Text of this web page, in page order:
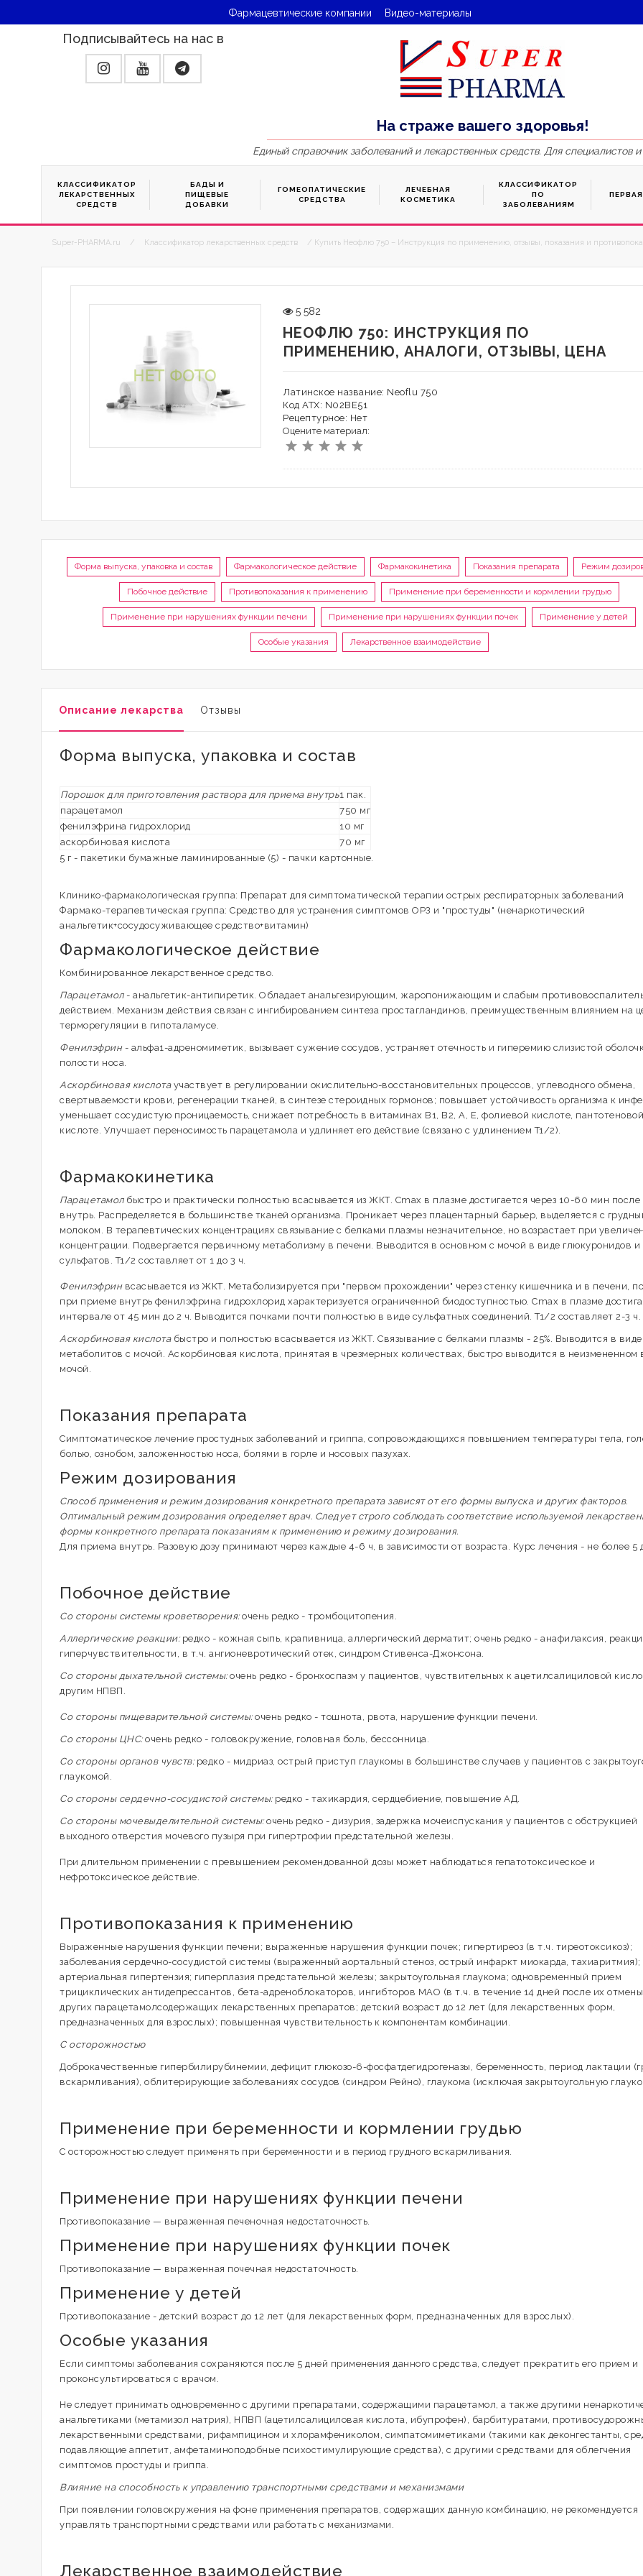
Фармацевтические компании Видео-материалы
Подписывайтесь на нас в
На страже вашего здоровья!
Единый справочник заболеваний и лекарственных средств. Для специалистов
КЛАССИФИКАТОР
ЛЕКАРСТВЕННЫХ
СРЕДСТВ
БАДЫ И
ПИЩЕВЫЕ
ДОБАВКИ
ГОМЕОПАТИЧЕСКИЕ
СРЕДСТВА
ЛЕЧЕБНАЯ
КОСМЕТИКА
КЛАССИФИКАТОР
ПО
ЗАБОЛЕВАНИЯМ
Super-PHARMA.ru / Классификатор лекарственных средств / Купить Неофлю 750 – Инструкция по применению, отзывы, показания и
5 582
НЕОФЛЮ 750: ИНСТРУКЦИЯ ПО
ПРИМЕНЕНИЮ, АНАЛОГИ, ОТЗЫВЫ, ЦЕНА
Латинское название: Neoflu 750
Код АТХ: N02BE51
Рецептурное: Нет
Оцените материал:
Форма выпуска, упаковка и состав Фармакологическое действие Фармакокинетика Показания препарата Режим
Побочное действие Противопоказания к применению Применение при беременности и кормлении грудью
Применение при нарушениях функции печени Применение при нарушениях функции почек Применение у детей
Особые указания Лекарственное взаимодействие
Описание лекарства Отзывы
Форма выпуска, упаковка и состав
Порошок для приготовления раствора для приема внутрь1 пак.
парацетамол
750 мг
фенилэфрина гидрохлорид
10 мг
аскорбиновая кислота
70 мг
5 г - пакетики бумажные ламинированные (5) - пачки картонные.
Клинико-фармакологическая группа: Препарат для симптоматической терапии острых респираторных заболеваний
Фармако-терапевтическая группа: Средство для устранения симптомов ОРЗ и "простуды" (ненаркотический
анальгетик+сосудосуживающее средство+витамин)
Фармакологическое действие
Комбинированное лекарственное средство.
Парацетамол- анальгетик-антипиретик. Обладает анальгезирующим, жаропонижающим и слабым
действием. Механизм действия связан с ингибированием синтеза простагландинов, преимущественным влиянием на
терморегуляции в гипоталамусе.
Фенилэфрин- альфа1-адреномиметик, вызывает сужение сосудов, устраняет отечность и гиперемию слизистой
полости носа.
Аскорбиновая кислотаучаствует в регулировании окислительно-восстановительных процессов, углеводного обмена,
свертываемости крови, регенерации тканей, в синтезе стероидных гормонов; повышает устойчивость организма к
уменьшает сосудистую проницаемость, снижает потребность в витаминах B1, B2, А, Е, фолиевой кислоте, пантотеновой
кислоте. Улучшает переносимость парацетамола и удлиняет его действие (связано с удлинением T1/2).
Фармакокинетика
Парацетамолбыстро и практически полностью всасывается из ЖКТ. Cmax в плазме достигается через 10-60 мин
внутрь. Распределяется в большинстве тканей организма. Проникает через плацентарный барьер, выделяется с
молоком. В терапевтических концентрациях связывание с белками плазмы незначительное, но возрастает при
концентрации. Подвергается первичному метаболизму в печени. Выводится в основном с мочой в виде глюкуронидов и
сульфатов. T1/2 составляет от 1 до 3 ч.
Фенилэфрин всасывается из ЖКТ. Метаболизируется при "первом прохождении" через стенку кишечника и в печени,
при приеме внутрь фенилэфрина гидрохлорид характеризуется ограниченной биодоступностью. Cmax в плазме
интервале от 45 мин до 2 ч. Выводится почками почти полностью в виде сульфатных соединений. T1/2 составляет 2-3 ч.
Аскорбиновая кислотабыстро и полностью всасывается из ЖКТ. Связывание с белками плазмы - 25%. Выводится в виде
метаболитов с мочой. Аскорбиновая кислота, принятая в чрезмерных количествах, быстро выводится в неизмененном
мочой.
Показания препарата
Симптоматическое лечение простудных заболеваний и гриппа, сопровождающихся повышением температуры тела,
болью, ознобом, заложенностью носа, болями в горле и носовых пазухах.
Режим дозирования
Способ применения и режим дозирования конкретного препарата зависят от его формы выпуска и других факторов.
Оптимальный режим дозирования определяет врач. Следует строго соблюдать соответствие используемой
формы конкретного препарата показаниям к применению и режиму дозирования.
Для приема внутрь. Разовую дозу принимают через каждые 4-6 ч, в зависимости от возраста. Курс лечения - не более 5
Побочное действие
Со стороны системы кроветворения:очень редко - тромбоцитопения.
Аллергические реакции:редко - кожная сыпь, крапивница, аллергический дерматит; очень редко - анафилаксия,
гиперчувствительности, в т.ч. ангионевротический отек, синдром Стивенса-Джонсона.
Со стороны дыхательной системы:очень редко - бронхоспазм у пациентов, чувствительных к ацетилсалициловой
другим НПВП.
Со стороны пищеварительной системы:очень редко - тошнота, рвота, нарушение функции печени.
Со стороны ЦНС:очень редко - головокружение, головная боль, бессонница.
Со стороны органов чувств: редко - мидриаз, острый приступ глаукомы в большинстве случаев у пациентов с
глаукомой.
Со стороны сердечно-сосудистой системы: редко - тахикардия, сердцебиение, повышение АД.
Со стороны мочевыделительной системы:очень редко - дизурия, задержка мочеиспускания у пациентов с обструкцией
выходного отверстия мочевого пузыря при гипертрофии предстательной железы.
При длительном применении с превышением рекомендованной дозы может наблюдаться гепатотоксическое и
нефротоксическое действие.
Противопоказания к применению
Выраженные нарушения функции печени; выраженные нарушения функции почек; гипертиреоз (в т.ч. тиреотоксикоз);
заболевания сердечно-сосудистой системы (выраженный аортальный стеноз, острый инфаркт миокарда, тахиаритмия);
артериальная гипертензия; гиперплазия предстательной железы; закрытоугольная глаукома; одновременный прием
трициклических антидепрессантов, бета-адреноблокаторов, ингибторов МАО (в т.ч. в течение 14 дней после их
других парацетамолсодержащих лекарственных препаратов; детский возраст до 12 лет (для лекарственных форм,
предназначенных для взрослых); повышенная чувствительность к компонентам комбинации.
C осторожностью
Доброкачественные гипербилирубинемии, дефицит глюкозо-6-фосфатдегидрогеназы, беременность, период лактации
вскармливания), облитерирующие заболеваниях сосудов (синдром Рейно), глаукома (исключая закрытоугольную
Применение при беременности и кормлении грудью
С осторожностью следует применять при беременности и в период грудного вскармливания.
Применение при нарушениях функции печени
Противопоказание — выраженная печеночная недостаточность.
Применение при нарушениях функции почек
Противопоказание — выраженная почечная недостаточность.
Применение у детей
Противопоказание - детский возраст до 12 лет (для лекарственных форм, предназначенных для взрослых).
Особые указания
Если симптомы заболевания сохраняются после 5 дней применения данного средства, следует прекратить его прием и
проконсультироваться с врачом.
Не следует принимать одновременно с другими препаратами, содержащими парацетамол, а также другими
анальгетиками (метамизол натрия), НПВП (ацетилсалициловая кислота, ибупрофен), барбитуратами,
лекарственными средствами, рифампицином и хлорамфениколом, симпатомиметиками (такими как деконгестанты,
подавляющие аппетит, амфетаминоподобные психостимулирующие средства), с другими средствами для облегчения
симптомов простуды и гриппа.
Влияние на способность к управлению транспортными средствами и механизмами
При появлении головокружения на фоне применения препаратов, содержащих данную комбинацию, не рекомендуется
управлять транспортными средствами или работать с механизмами.
Лекарственное взаимодействие